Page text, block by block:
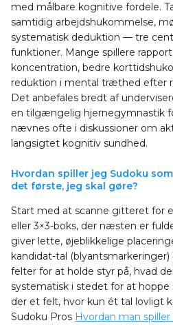
med målbare kognitive fordele.
samtidig arbejdshukommelse,
systematisk deduktion — tre
funktioner. Mange spillere
koncentration, bedre
reduktion i mental træthed efter
Det anbefales bredt af
en tilgængelig hjernegymnastik
nævnes ofte i diskussioner om
langsigtet kognitiv sundhed.
Hvordan spiller jeg Sudoku
det første, jeg skal gøre?
Start med at scanne gitteret for
eller 3×3-boks, der næsten er
giver lette, øjeblikkelige
kandidat-tal
felter for at holde styr på, hvad
systematisk i stedet for at hoppe
der et felt, hvor kun ét tal lovligt
Sudoku Pros Hvordan man spiller